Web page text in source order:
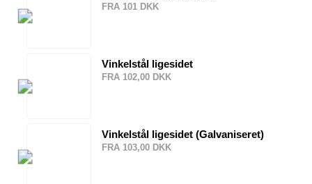
FRA 101 DKK
Vinkelstål ligesidet
FRA 102,00 DKK
Vinkelstål ligesidet (Galvaniseret)
FRA 103,00 DKK